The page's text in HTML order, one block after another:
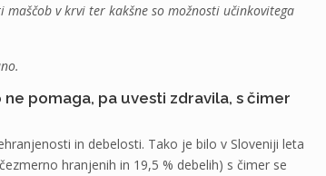
v krvi ter kakšne so možnosti učinkovitega
pomaga, pa uvesti zdravila, s čimer
in debelosti. Tako je bilo v Sloveniji leta
hranjenih in 19,5 % debelih) s čimer se